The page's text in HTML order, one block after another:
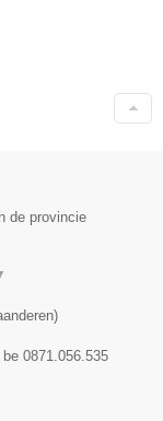
de provincie
)
be 0871.056.535